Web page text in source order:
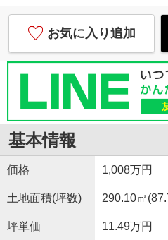
お気に入り追加
基本情報
価格 1,008万円
土地面積(坪数) 290.10㎡
坪単価 11.49万円